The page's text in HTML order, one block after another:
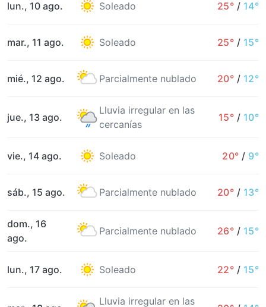
lun., 10 ago. Soleado 25° / 14°
mar., 11 ago. Soleado 25° / 15°
mié., 12 ago. Parcialmente nublado 20° / 12°
jue., 13 ago.
Lluvia irregular en las
cercanías
15° / 10°
vie., 14 ago. Soleado 20° / 9°
sáb., 15 ago. Parcialmente nublado 20° / 13°
dom., 16
ago.
Parcialmente nublado 26° / 15°
lun., 17 ago. Soleado 22° / 15°
Lluvia irregular en las